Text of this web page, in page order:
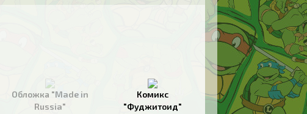
Обложка "Made in
Russia"
Комикс
"Фуджитоид"